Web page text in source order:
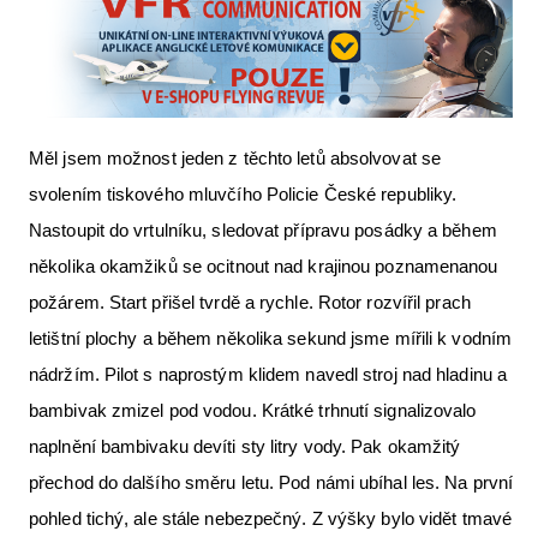
Měl jsem možnost jeden z těchto letů absolvovat se
svolením tiskového mluvčího Policie České republiky.
Nastoupit do vrtulníku, sledovat přípravu posádky a během
několika okamžiků se ocitnout nad krajinou poznamenanou
požárem. Start přišel tvrdě a rychle. Rotor rozvířil prach
letištní plochy a během několika sekund jsme mířili k vodním
nádržím. Pilot s naprostým klidem navedl stroj nad hladinu a
bambivak zmizel pod vodou. Krátké trhnutí signalizovalo
naplnění bambivaku devíti sty litry vody. Pak okamžitý
přechod do dalšího směru letu. Pod námi ubíhal les. Na první
pohled tichý, ale stále nebezpečný. Z výšky bylo vidět tmavé